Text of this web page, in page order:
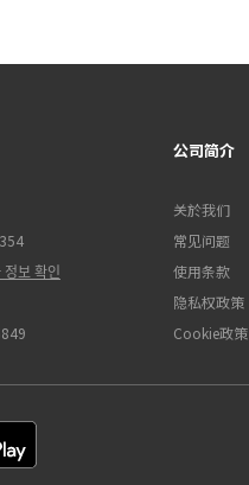
정보 확인
公司简介
关於我们
常见问题
使用条款
隐私权政策
Cookie政策